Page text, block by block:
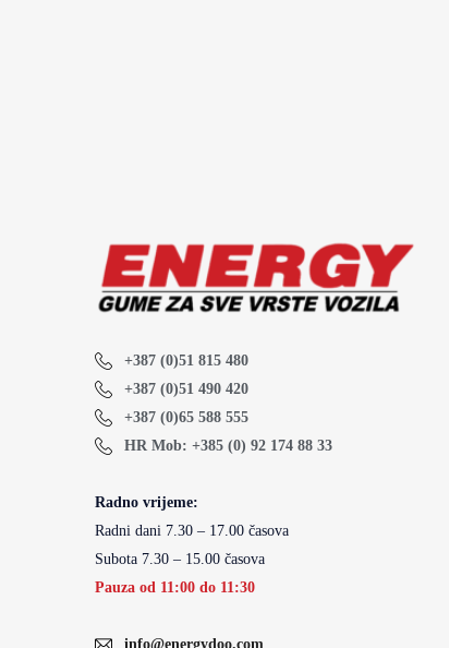
+387 (0)51 815 480
+387 (0)51 490 420
+387 (0)65 588 555
HR Mob: +385 (0) 92 174 88 33
Radno vrijeme:
Radni dani 7.30 – 17.00 časova
Subota 7.30 – 15.00 časova
Pauza od 11:00 do 11:30
info@energydoo.com